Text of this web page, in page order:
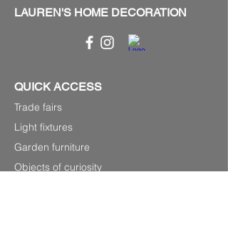
LAUREN'S HOME DECORATION
QUICK ACCESS
Trade fairs
Light fixtures
Garden furniture
Objects of curiosity